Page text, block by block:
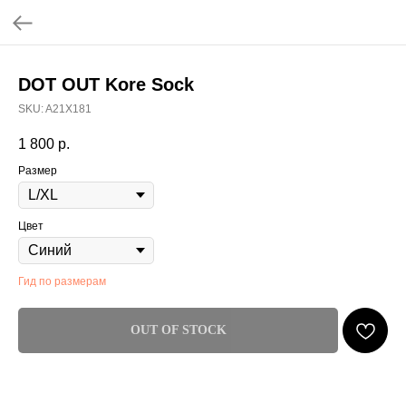
DOT OUT Kore Sock
SKU:A21X181
1 800 р.
Размер
Цвет
Гид по размерам
OUT OF STOCK